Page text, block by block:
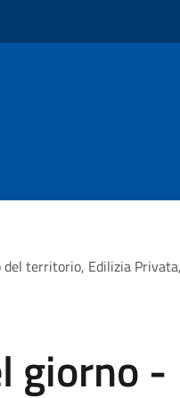
territorio, Edilizia
giorno -